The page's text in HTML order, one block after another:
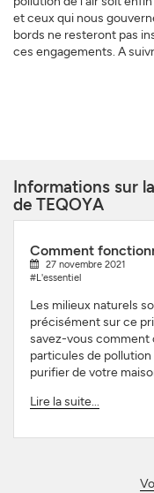
et ceux qui nous
bords ne resteront pas
ces engagements. A
Informations sur
de TEQOYA
Comment
27 novembre 2021
#L'essentiel
Les milieux naturels
précisément sur ce
savez-vous comment
particules de
purifier de votre
Lire la suite...